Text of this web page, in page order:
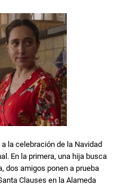
la celebración de la Navidad
En la primera, una hija busca
dos amigos ponen a prueba
Clauses en la Alameda